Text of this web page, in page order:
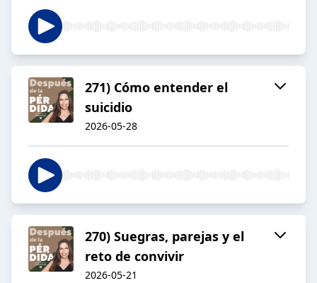
271) Cómo entender el
suicidio
2026-05-28
270) Suegras, parejas y el
reto de convivir
2026-05-21